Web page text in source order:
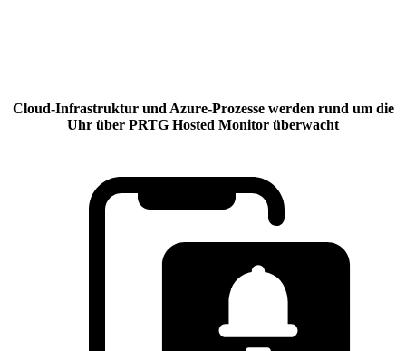
Cloud-Infrastruktur und Azure-Prozesse werden rund um die
Uhr über PRTG Hosted Monitor überwacht